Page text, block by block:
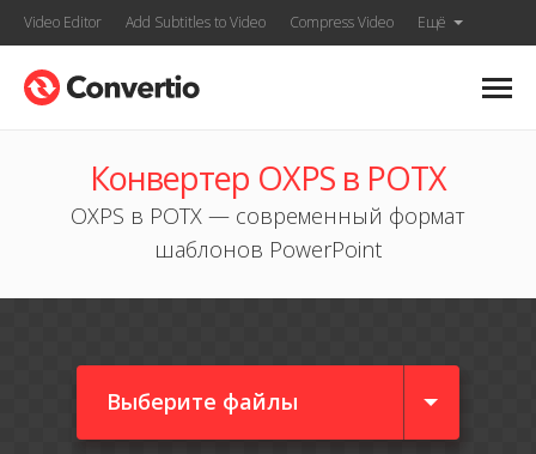
Video Editor Add Subtitles to Video Compress Video Ещё
Конвертер OXPS в POTX
OXPS в POTX — современный формат
шаблонов PowerPoint
Выберите файлы